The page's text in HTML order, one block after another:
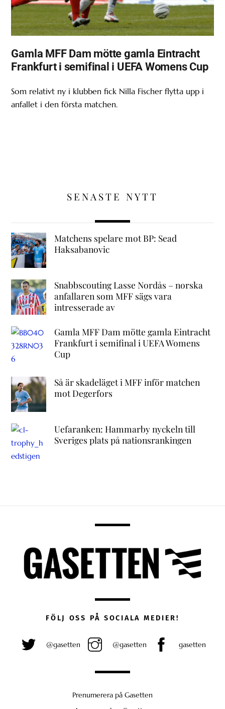
Gamla MFF Dam mötte gamla Eintracht
Frankfurt i semifinal i UEFA Womens Cup
Som relativt ny i klubben fick Nilla Fischer flytta upp i
anfallet i den första matchen.
SENASTE NYTT
Matchens spelare mot BP: Sead
Haksabanovic
Snabbscouting Lasse Nordås – norska
anfallaren som MFF sägs vara
intresserade av
Gamla MFF Dam mötte gamla Eintracht
Frankfurt i semifinal i UEFA Womens
Cup
Så är skadeläget i MFF inför matchen
mot Degerfors
Uefaranken: Hammarby nyckeln till
Sveriges plats på nationsrankingen
FÖLJ OSS PÅ SOCIALA MEDIER!
@gasetten @gasetten gasetten
Prenumerera på Gasetten